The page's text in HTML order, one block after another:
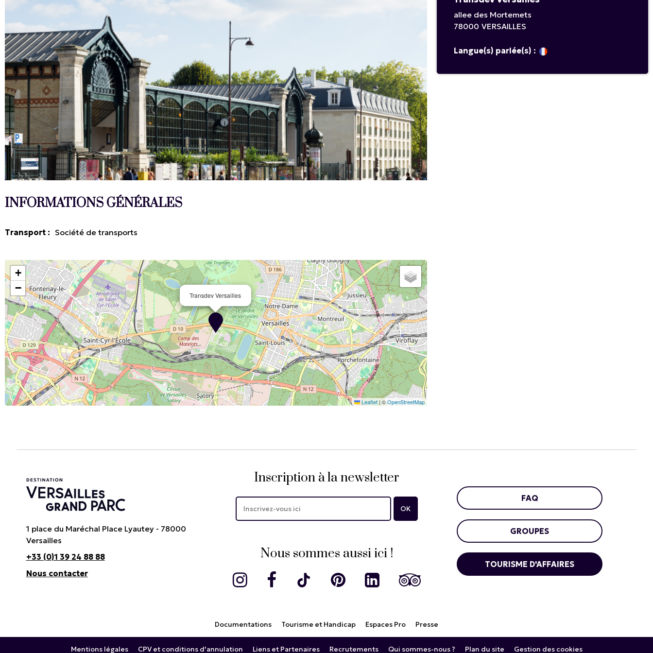
INFORMATIONS GÉNÉRALES
Transport : Société de transports
Transdev Versailles
+
−
Leaflet | ©OpenStreetMap
allee des Mortemets
78000 VERSAILLES
Langue(s) parlée(s) :
1 place du Maréchal Place Lyautey - 78000
Versailles
+33 (0)1 39 24 88 88
Nous contacter
Inscription à la newsletter
Nous sommes aussi ici !
FAQ
GROUPES
TOURISME D'AFFAIRES
Documentations Tourisme et Handicap Espaces Pro Presse
Mentions légales CPV et conditions d'annulation Liens et Partenaires Recrutements Qui sommes-nous ? Plan du site Gestion des cookies